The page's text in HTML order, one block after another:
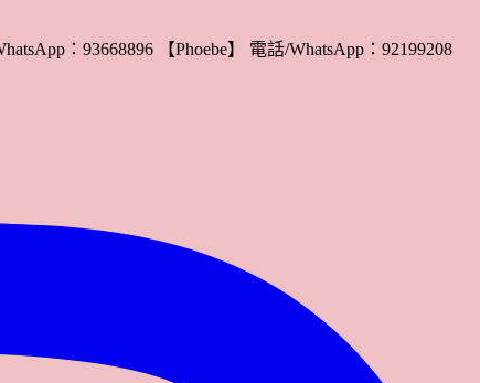
：93668896 【Phoebe】 電話/WhatsApp：92199208